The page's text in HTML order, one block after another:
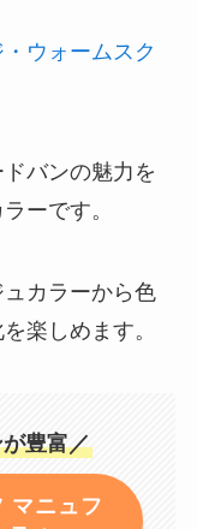
・ウォームスク
バンの魅力を
ーです。
カラーから色
楽しめます。
豊富／
マニュフ